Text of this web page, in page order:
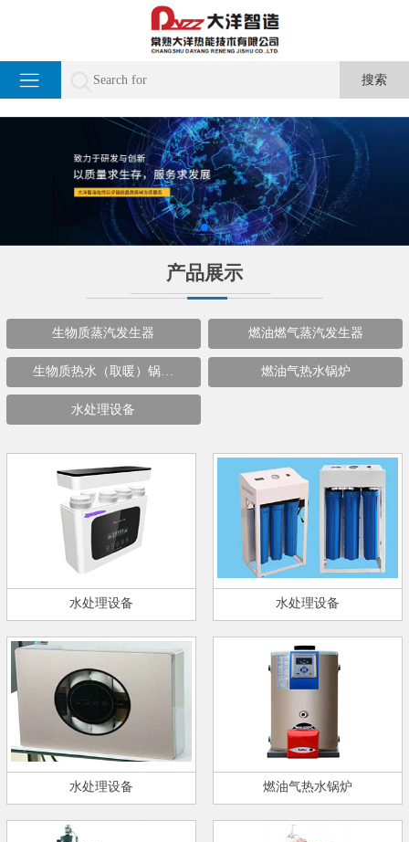
产品展示
生物质蒸汽发生器 燃油燃气蒸汽发生器
生物质热水（取暖）锅… 燃油气热水锅炉
水处理设备
水处理设备 水处理设备
水处理设备 燃油气热水锅炉